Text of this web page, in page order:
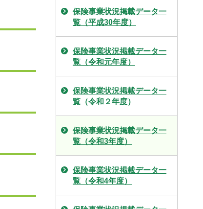
保険事業状況掲載データ一
覧（平成30年度）
保険事業状況掲載データ一
覧（令和元年度）
保険事業状況掲載データ一
覧（令和２年度）
保険事業状況掲載データ一
覧（令和3年度）
保険事業状況掲載データ一
覧（令和4年度）